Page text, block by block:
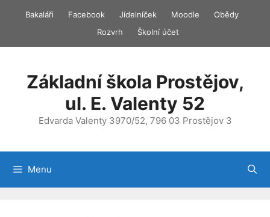
Bakaláři Facebook Jídelníček Moodle
Obědy
Rozvrh
Školní účet
Základní škola Prostějov,
ul. E. Valenty 52
Edvarda Valenty 3970/52, 796 03 Prostějov 3
Menu